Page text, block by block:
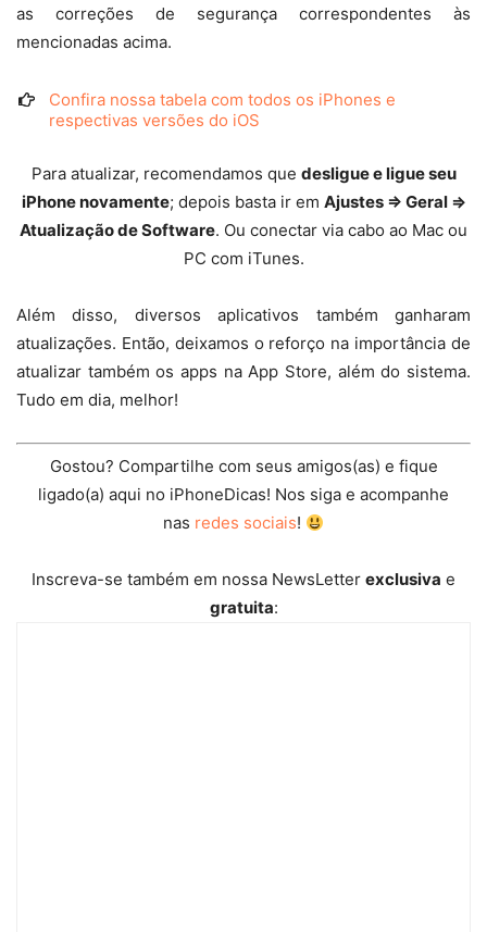
as correções de segurança correspondentes às
mencionadas acima.
Confira nossa tabela com todos os iPhones e
respectivas versões do iOS
Para atualizar, recomendamos que desligue e ligue seu
iPhone novamente; depois basta ir em Ajustes ⇒ Geral ⇒
Atualização de Software. Ou conectar via cabo ao Mac ou
PC com iTunes.
Além disso, diversos aplicativos também ganharam
atualizações. Então, deixamos o reforço na importância de
atualizar também os apps na App Store, além do sistema.
Tudo em dia, melhor!
Gostou? Compartilhe com seus amigos(as) e fique
ligado(a) aqui no iPhoneDicas! Nos siga e acompanhe
nas redes sociais!
Inscreva-se também em nossa NewsLetter exclusiva e
gratuita: